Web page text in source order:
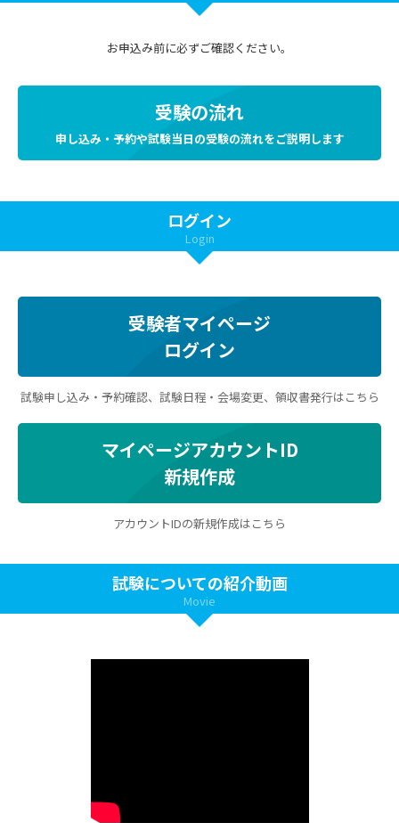
お申込み前に必ずご確認ください。
受験の流れ
申し込み・予約や試験当日の受験の流れをご説明します
ログイン
Login
受験者マイページ
ログイン
試験申し込み・予約確認、試験日程・会場変更、領収書発行はこちら
マイページアカウントID
新規作成
アカウントIDの新規作成はこちら
試験についての紹介動画
Movie